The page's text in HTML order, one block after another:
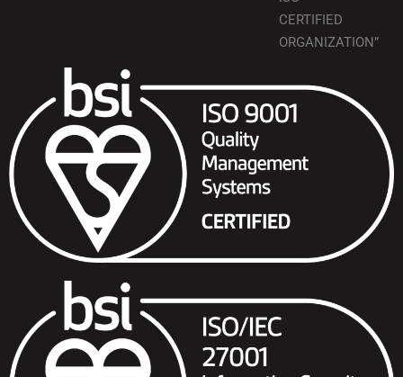
CERTIFIED
ORGANIZATION”